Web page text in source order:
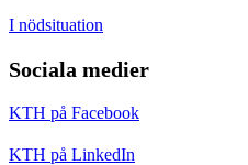
I nödsituation
Sociala medier
KTH på Facebook
KTH på LinkedIn